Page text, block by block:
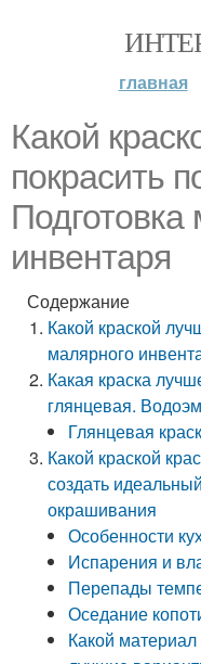
главная
Какой
покрасить
Подготовка
инвентаря
Содержание
Какой краской
малярного
Какая краска
глянцевая.
Глянцевая
Какой краской
создать
окрашивания
Особенности
Испарения и
Перепады
Оседание
Какой